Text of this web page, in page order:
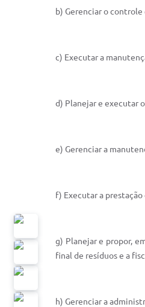
b) Gerenciar o
c) Executar a
d) Planejar e executar
e) Gerenciar a
f) Executar a prestação
g) Planejar e propor,
final de resíduos e a
h) Gerenciar a